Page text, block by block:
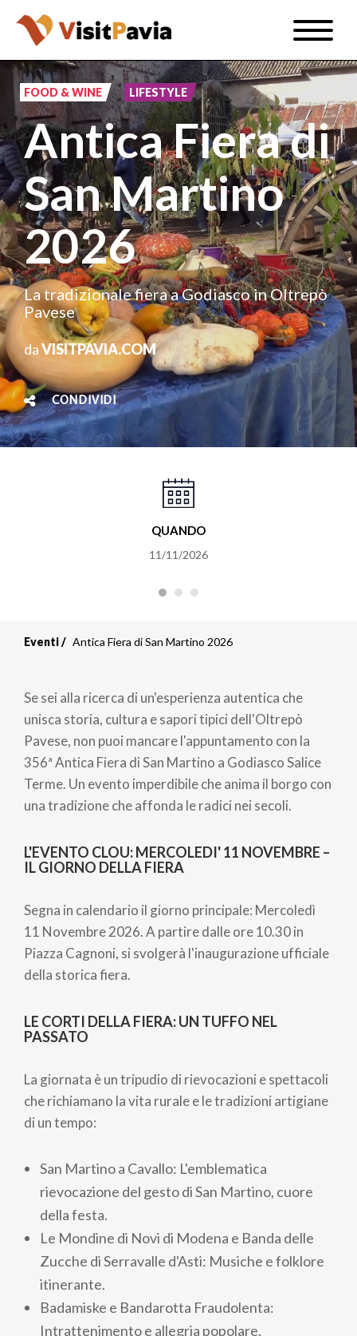
Salta
contenuto
principale
Toggle
IT
#visitpavia
FOOD & WINE LIFESTYLE
Antica Fiera di
San Martino
2026
La tradizionale fiera a Godiasco in Oltrepò
Pavese
daVISITPAVIA.COM
CONDIVIDI
QUANDO
11/11/2026
Eventi Antica Fiera di San Martino 2026
Se sei alla ricerca di un'esperienza autentica che
unisca storia, cultura e sapori tipici dell'Oltrepò
Pavese, non puoi mancare l'appuntamento con la
356ª Antica Fiera di San Martino a Godiasco Salice
Terme. Un evento imperdibile che anima il borgo con
una tradizione che affonda le radici nei secoli.
L'EVENTO CLOU: MERCOLEDI' 11 NOVEMBRE –
IL GIORNO DELLA FIERA
Segna in calendario il giorno principale: Mercoledì
11 Novembre 2026. A partire dalle ore 10.30 in
Piazza Cagnoni, si svolgerà l'inaugurazione ufficiale
della storica fiera.
LE CORTI DELLA FIERA: UN TUFFO NEL
PASSATO
La giornata è un tripudio di rievocazioni e spettacoli
che richiamano la vita rurale e le tradizioni artigiane
di un tempo:
San Martino a Cavallo: L'emblematica
rievocazione del gesto di San Martino, cuore
della festa.
Le Mondine di Novi di Modena e Banda delle
Zucche di Serravalle d'Asti: Musiche e folklore
itinerante.
Badamiske e Bandarotta Fraudolenta:
Intrattenimento e allegria popolare.